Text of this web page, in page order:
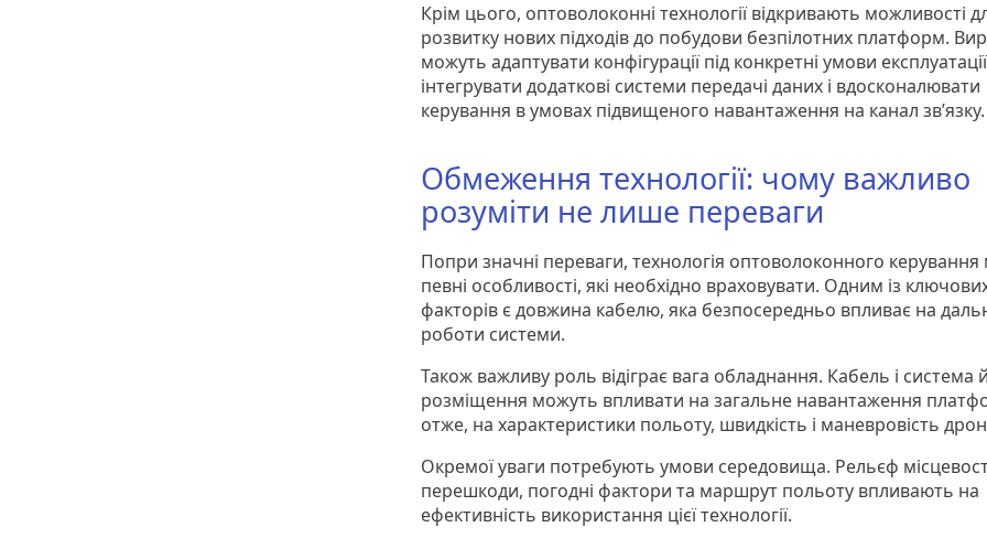
Крім цього, оптоволоконні технології відкривають можливості
розвитку нових підходів до побудови безпілотних платформ.
можуть адаптувати конфігурації під конкретні умови
інтегрувати додаткові системи передачі даних і вдосконалювати
керування в умовах підвищеного навантаження на канал зв’язку.
Обмеження технології: чому важливо
розуміти не лише переваги
Попри значні переваги, технологія оптоволоконного керування
певні особливості, які необхідно враховувати. Одним із
факторів є довжина кабелю, яка безпосередньо впливає на
роботи системи.
Також важливу роль відіграє вага обладнання. Кабель і система
розміщення можуть впливати на загальне навантаження
отже, на характеристики польоту, швидкість і маневровість
Окремої уваги потребують умови середовища. Рельєф
перешкоди, погодні фактори та маршрут польоту впливають на
ефективність використання цієї технології.